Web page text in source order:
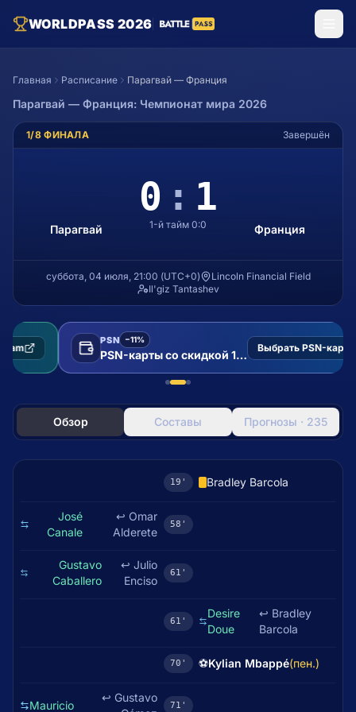
WORLDPASS 2026
Главная Расписание Парагвай — Франция
Парагвай — Франция: Чемпионат мира 2026
1/8 ФИНАЛА Завершён
Парагвай
0 : 1
1-й тайм 0:0 Франция
суббота, 04 июля, 21:00 (UTC+0)
Lincoln Financial Field
Il'giz Tantashev
PSN −11%
PSN-карты со скидкой 11%
Выбрать PSN-карту
Обзор Составы Прогнозы · 235
19' Bradley Barcola
José
Canale
↩ Omar
Alderete
58'
Gustavo
Caballero
↩ Julio
Enciso
61'
61'
Desire
Doue
↩ Bradley
Barcola
70' ⚽Kylian Mbappé(пен.)
Mauricio
↩ Gustavo
71'